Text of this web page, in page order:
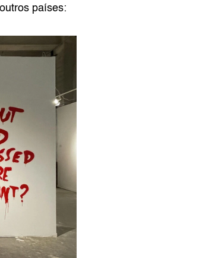
países: